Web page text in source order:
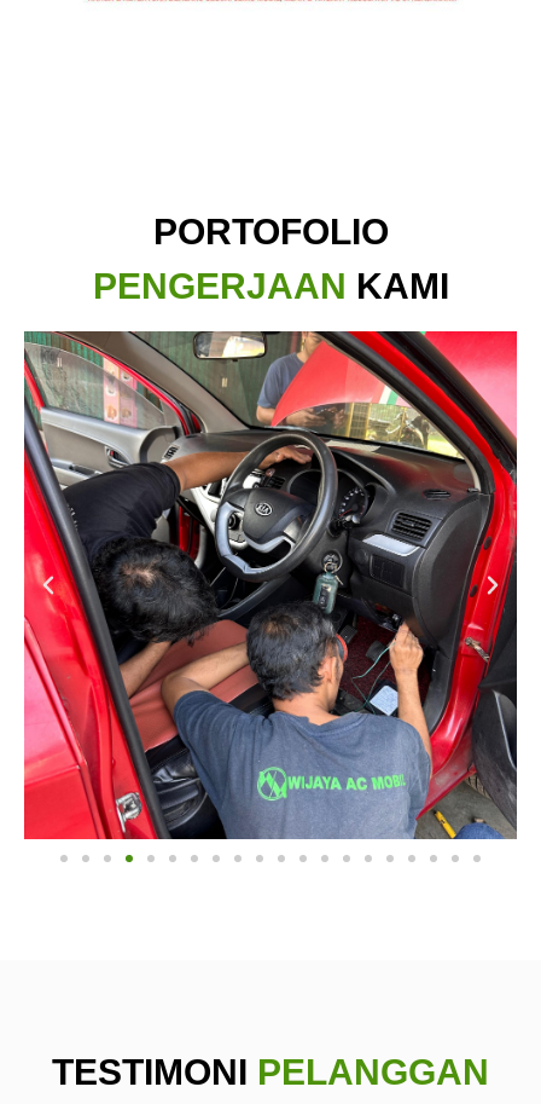
PORTOFOLIO
PENGERJAAN KAMI
TESTIMONI PELANGGAN